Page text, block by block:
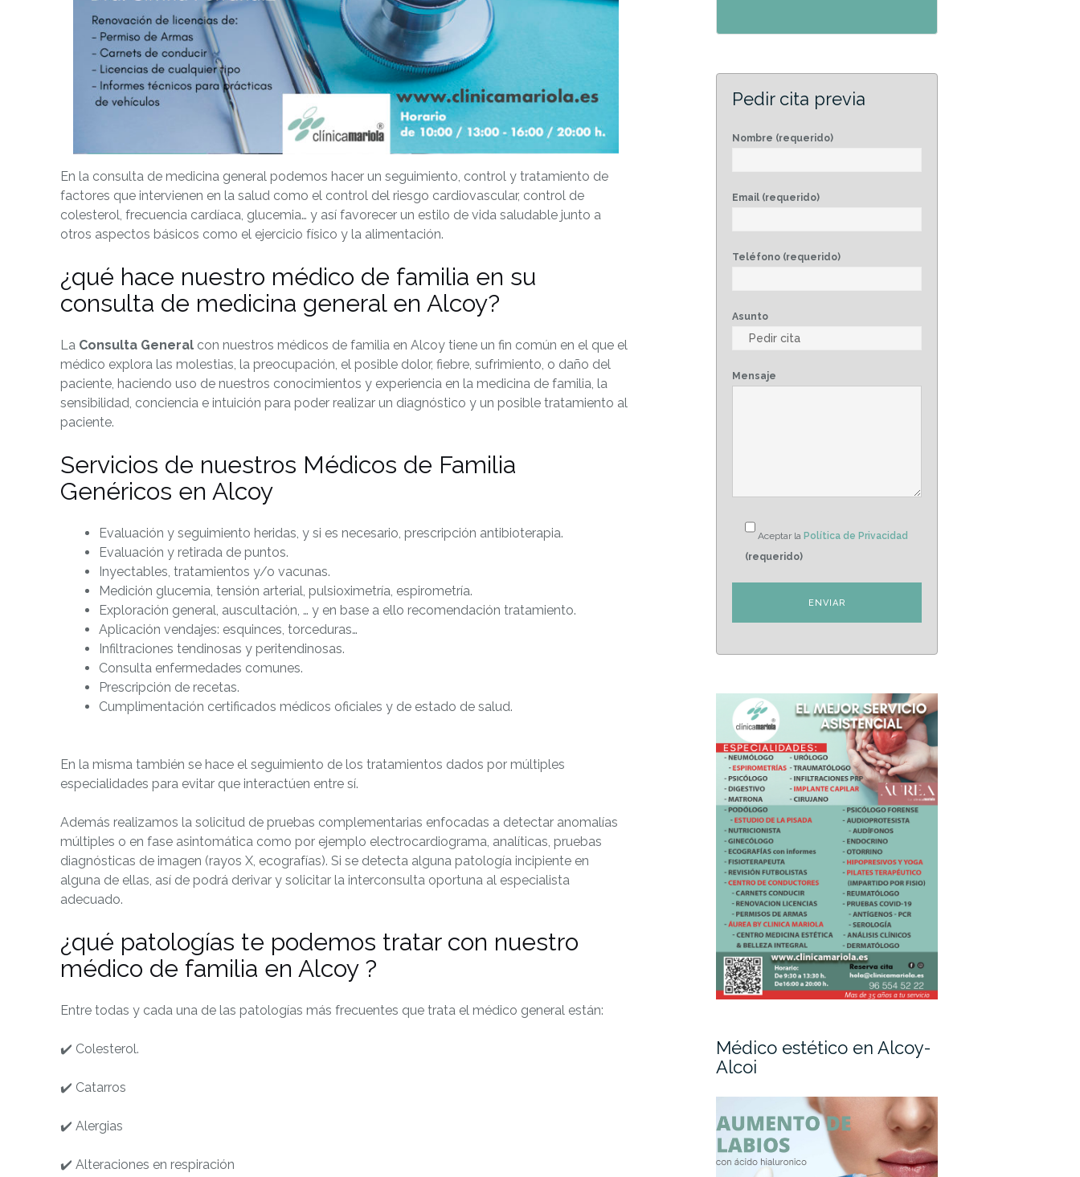
En la consulta de medicina general podemos hacer un seguimiento, control y tratamiento de
factores que intervienen en la salud como el control del riesgo cardiovascular, control de
colesterol, frecuencia cardíaca, glucemia… y así favorecer un estilo de vida saludable junto a
otros aspectos básicos como el ejercicio físico y la alimentación.
¿qué hace nuestro médico de familia en su
consulta de medicina general en Alcoy?
La Consulta General con nuestros médicos de familia en Alcoy tiene un fin común en el que el
médico explora las molestias, la preocupación, el posible dolor, fiebre, sufrimiento, o daño del
paciente, haciendo uso de nuestros conocimientos y experiencia en la medicina de familia, la
sensibilidad, conciencia e intuición para poder realizar un diagnóstico y un posible tratamiento al
paciente.
Servicios de nuestros Médicos de Familia
Genéricos en Alcoy
Evaluación y seguimiento heridas, y si es necesario, prescripción antibioterapia.
Evaluación y retirada de puntos.
Inyectables, tratamientos y/o vacunas.
Medición glucemia, tensión arterial, pulsioximetría, espirometría.
Exploración general, auscultación, … y en base a ello recomendación tratamiento.
Aplicación vendajes: esquinces, torceduras…
Infiltraciones tendinosas y peritendinosas.
Consulta enfermedades comunes.
Prescripción de recetas.
Cumplimentación certificados médicos oficiales y de estado de salud.
En la misma también se hace el seguimiento de los tratamientos dados por múltiples
especialidades para evitar que interactúen entre sí.
Además realizamos la solicitud de pruebas complementarias enfocadas a detectar anomalías
múltiples o en fase asintomática como por ejemplo electrocardiograma, analíticas, pruebas
diagnósticas de imagen (rayos X, ecografías). Si se detecta alguna patología incipiente en
alguna de ellas, así de podrá derivar y solicitar la interconsulta oportuna al especialista
adecuado.
¿qué patologías te podemos tratar con nuestro
médico de familia en Alcoy ?
Entre todas y cada una de las patologías más frecuentes que trata el médico general están:
✔️ Colesterol.
✔️ Catarros
✔️ Alergias
✔️ Alteraciones en respiración
Pedir cita previa
Nombre (requerido)
Email (requerido)
Teléfono (requerido)
Asunto
Mensaje
Aceptar la Política de Privacidad
(requerido)
Médico estético en Alcoy-
Alcoi